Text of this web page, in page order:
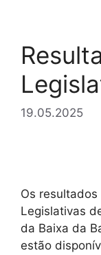
19.05.2025
Os
Legislativas
da Baixa da
estão